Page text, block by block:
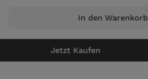
In den Warenkorb
Jetzt Kaufen